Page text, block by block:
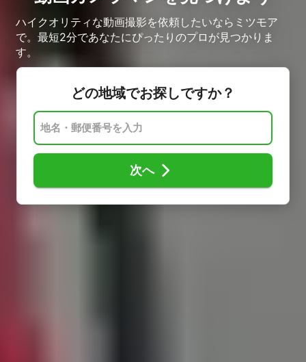
ハイクオリティな動画撮影を依頼したいならミツモア
で。最短2分であなたにぴったりのプロが見つかりま
す。
どの地域でお探しですか？
次へ